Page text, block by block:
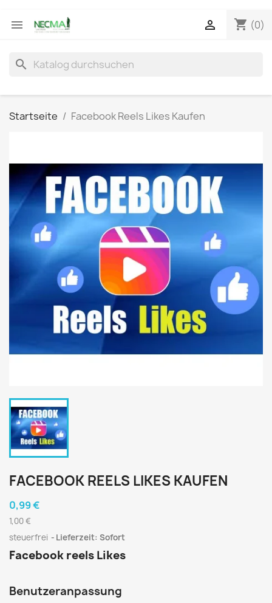
 shopping_cart (0)

search
Startseite Facebook Reels Likes Kaufen
FACEBOOK REELS LIKES KAUFEN
0,99 €
1,00 €
steuerfrei
Lieferzeit: Sofort
Facebook reels Likes
Benutzeranpassung